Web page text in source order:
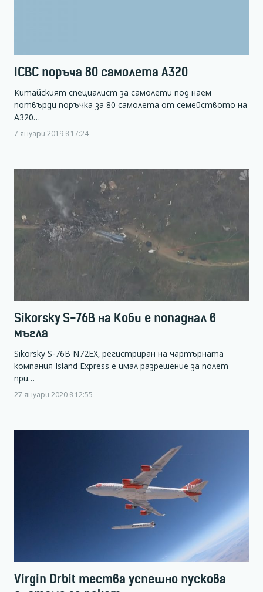
ICBC поръча 80 самолета A320
Китайският специалист за самолети под наем
потвърди поръчка за 80 самолета от семейството на
А320…
7 януари 2019 в 17:24
Sikorsky S-76B на Коби е попаднал в
мъгла
Sikorsky S-76B N72EX, регистриран на чартърната
компания Island Express е имал разрешение за полет
при…
27 януари 2020 в 12:55
Virgin Orbit тества успешно пускова